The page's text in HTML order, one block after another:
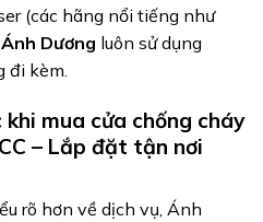
(các hãng nổi tiếng như
Ánh Dương luôn sử dụng
đi kèm.
mua cửa chống cháy
– Lắp đặt tận nơi
rõ hơn về dịch vụ, Ánh